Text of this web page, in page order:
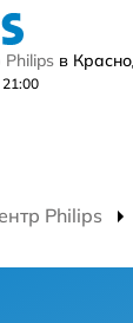
в
Philips